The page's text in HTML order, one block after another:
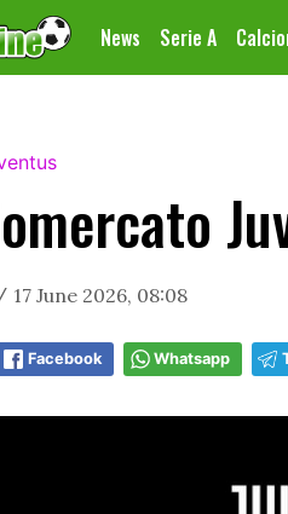
News Serie A
17 June 2026, 08:08
Facebook Whatsapp